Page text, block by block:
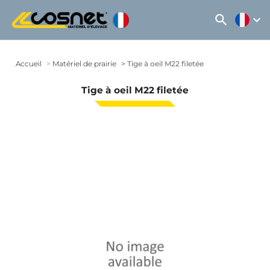
search expand_more
Accueil Matériel de prairie Tige à oeil M22 filetée
Tige à oeil M22 filetée